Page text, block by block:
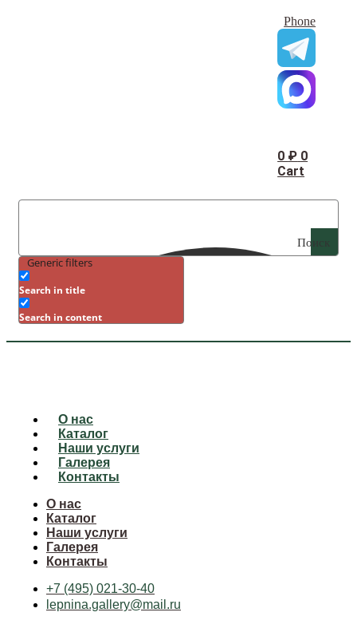
Phone
0 ₽ 0
Cart
Поиск
Generic filters
Search in title
Search in content
О нас
Каталог
Наши услуги
Галерея
Контакты
О нас
Каталог
Наши услуги
Галерея
Контакты
+7 (495) 021-30-40
lepnina.gallery@mail.ru